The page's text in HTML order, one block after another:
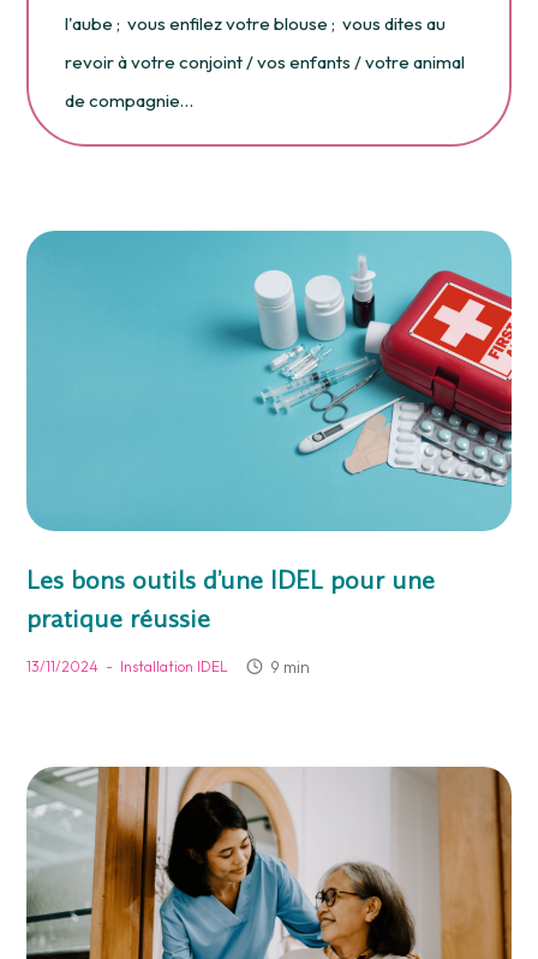
l'aube ; vous enfilez votre blouse ; vous dites au
revoir à votre conjoint / vos enfants / votre animal
de compagnie…
Les bons outils d’une IDEL pour une
pratique réussie
13/11/2024 - Installation IDEL 9 min